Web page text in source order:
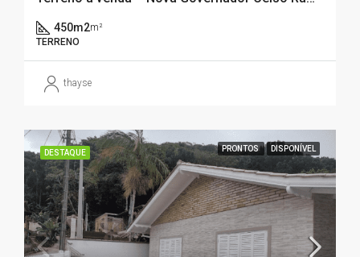
450m2m²
TERRENO
thayse
DESTAQUE PRONTOS DISPONÍVEL